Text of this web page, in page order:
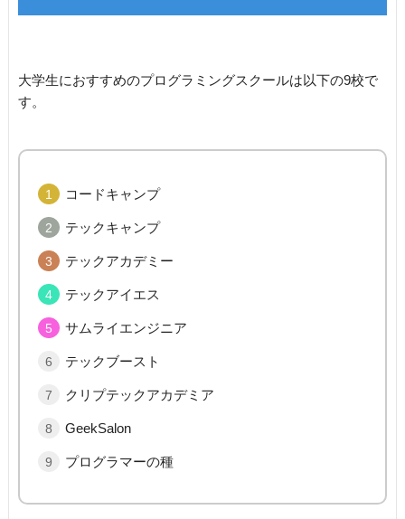
大学生におすすめのプログラミングスクールは以下の9校で
す。
コードキャンプ
テックキャンプ
テックアカデミー
テックアイエス
サムライエンジニア
テックブースト
クリプテックアカデミア
GeekSalon
プログラマーの種